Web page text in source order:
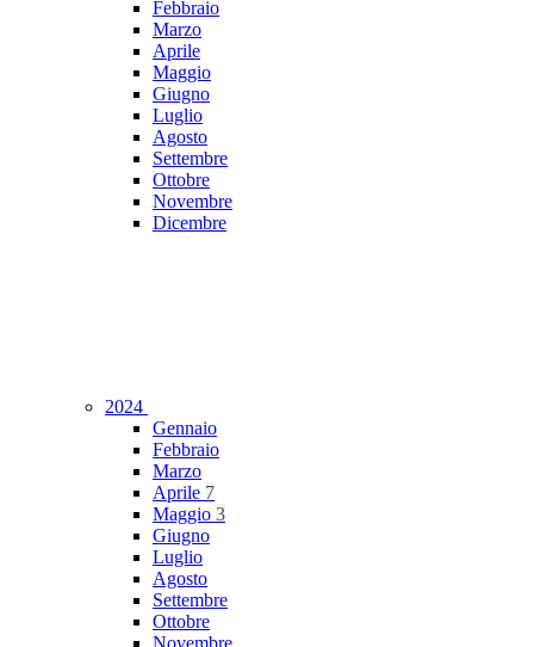
Febbraio
Marzo
Aprile
Maggio
Giugno
Luglio
Agosto
Settembre
Ottobre
Novembre
Dicembre
2024
Gennaio
Febbraio
Marzo
Aprile 7
Maggio 3
Giugno
Luglio
Agosto
Settembre
Ottobre